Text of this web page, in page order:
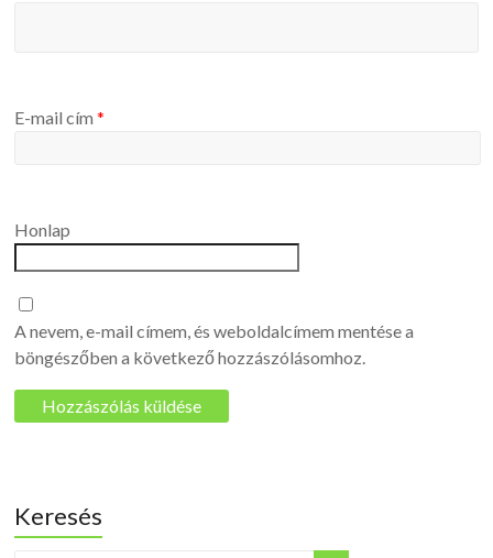
E-mail cím*
Honlap
A nevem, e-mail címem, és weboldalcímem mentése a
böngészőben a következő hozzászólásomhoz.
Keresés